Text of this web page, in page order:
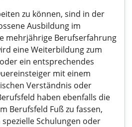
zu können, sind in der
Ausbildung im
mehrjährige Berufserfahrung
eine Weiterbildung zum
ein entsprechendes
mit einem
Verständnis oder
haben ebenfalls die
Berufsfeld Fuß zu fassen,
Schulungen oder